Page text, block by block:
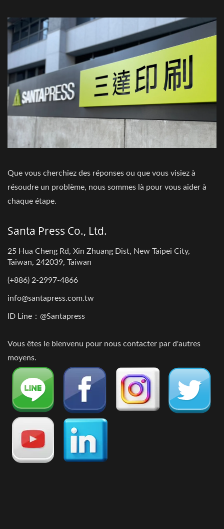
Que vous cherchiez des réponses ou que vous visiez à
résoudre un problème, nous sommes là pour vous aider à
chaque étape.
Santa Press Co., Ltd.
25 Hua Cheng Rd, Xin Zhuang Dist, New Taipei City,
Taiwan, 242039, Taiwan
(+886) 2-2997-4866
info@santapress.com.tw
ID Line：@Santapress
Vous êtes le bienvenu pour nous contacter par d'autres
moyens.